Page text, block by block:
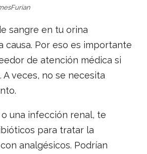
sangre en tu orina
causa. Por eso es importante
de atención médica si
A veces, no se necesita
una infección renal, te
para tratar la
analgésicos. Podrían